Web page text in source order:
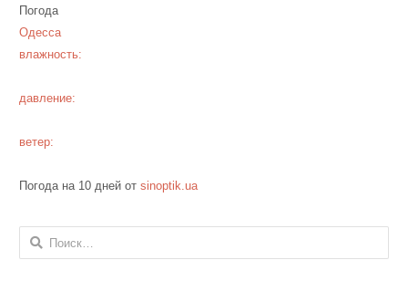
Погода
Одесса
влажность:
давление:
ветер:
Погода на 10 дней от sinoptik.ua
Найти: